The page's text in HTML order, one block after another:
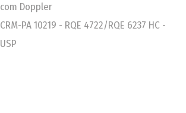
com Doppler
CRM-PA 10219 - RQE 4722/RQE 6237 HC -
USP